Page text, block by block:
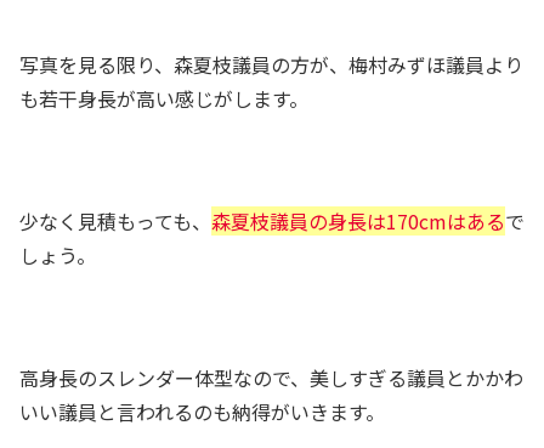
写真を見る限り、森夏枝議員の方が、梅村みずほ議員より
も若干身長が高い感じがします。
少なく見積もっても、 森夏枝議員の身長は170cmはあるで
しょう。
高身長のスレンダー体型なので、美しすぎる議員とかかわ
いい議員と言われるのも納得がいきます。